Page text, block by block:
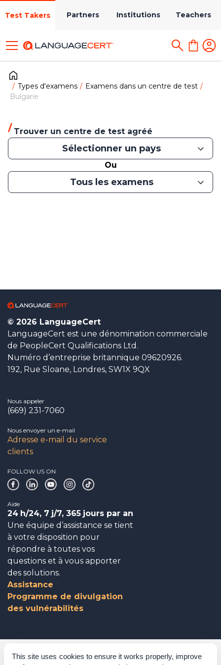
This site uses cookies to ensure it works properly, improve
Test Takers Partners Institutions Teachers
Types d'examens
Examens dans un centre de test
Bulgarie
Trouver un centre de test agréé
Sélectionner un pays
Ou
Tous les examens
© 2026 LanguageCert
LanguageCert est une dénomination commerciale
de PeopleCert Qualifications Ltd.
Numéro d’entreprise britannique 09620926.
192, Rue Sloane, Londres, SW1X 9QX
Nous appeler
(669) 231-7060
Nous envoyer un e-mail
Adresse e-mail du service
clients
FOLLOW US ON
Aide
24 h/24, 7 j/7, 365 jours par an
Une équipe d’assistance se tient
à votre disposition pour
répondre à toutes vos
questions et à vous apporter
des solutions.
Assistance
Programme de divulgation
des vulnérabilités
Gouvernance d’entreprise